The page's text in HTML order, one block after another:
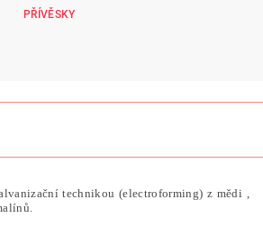
PŘÍVĚSKY
technikou (electroforming) z mědi ,